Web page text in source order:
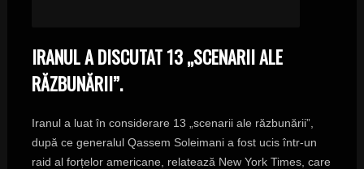
IRANUL A DISCUTAT 13 „SCENARII ALE
RĂZBUNĂRII”.
Iranul a luat în considerare 13 „scenarii ale răzbunării”,
după ce generalul Qassem Soleimani a fost ucis într-un
raid al forțelor americane, relatează New York Times, care